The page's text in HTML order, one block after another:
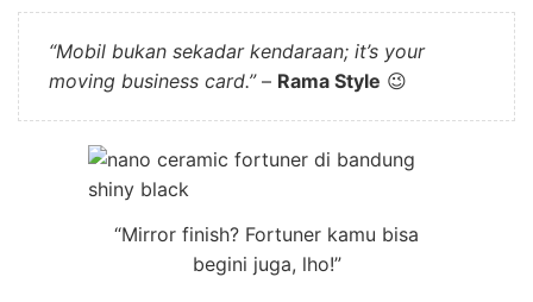
“Mobil bukan sekadar kendaraan; it’s your
moving business card.”– Rama Style 😉
“Mirror finish? Fortuner kamu bisa
begini juga, lho!”